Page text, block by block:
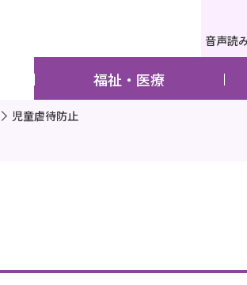
音声読
福祉・医療
児童虐待防止